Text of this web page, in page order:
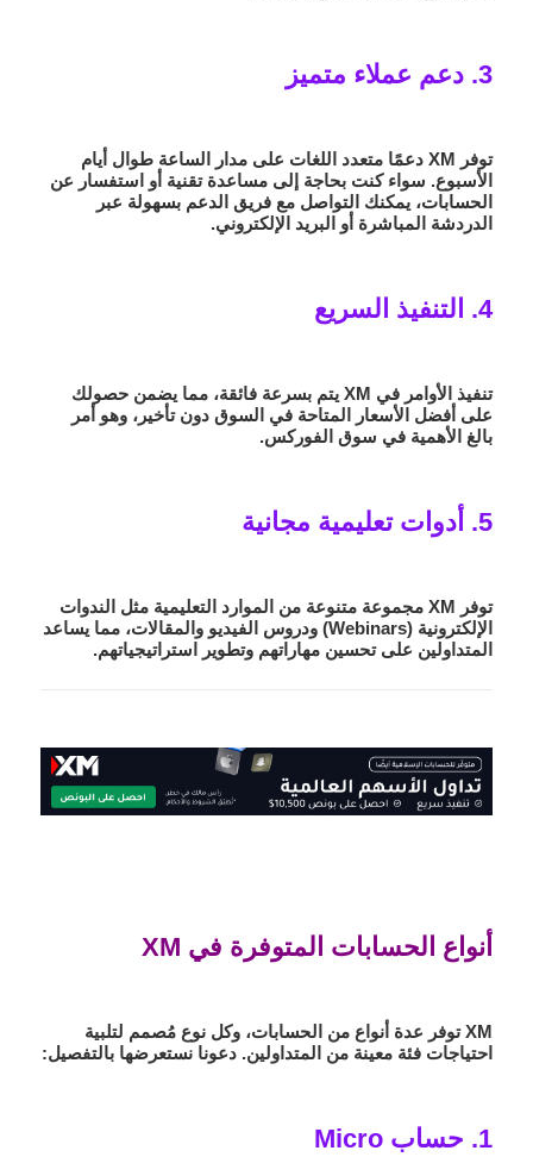
3. دعم عملاء متميز
توفر XM دعمًا متعدد اللغات على مدار الساعة طوال أيام
الأسبوع. سواء كنت بحاجة إلى مساعدة تقنية أو استفسار عن
الحسابات، يمكنك التواصل مع فريق الدعم بسهولة عبر
الدردشة المباشرة أو البريد الإلكتروني.
4. التنفيذ السريع
تنفيذ الأوامر في XM يتم بسرعة فائقة، مما يضمن حصولك
على أفضل الأسعار المتاحة في السوق دون تأخير، وهو أمر
بالغ الأهمية في سوق الفوركس.
5. أدوات تعليمية مجانية
توفر XM مجموعة متنوعة من الموارد التعليمية مثل الندوات
الإلكترونية (Webinars) ودروس الفيديو والمقالات، مما يساعد
المتداولين على تحسين مهاراتهم وتطوير استراتيجياتهم.
أنواع الحسابات المتوفرة في XM
XM توفر عدة أنواع من الحسابات، وكل نوع مُصمم لتلبية
احتياجات فئة معينة من المتداولين. دعونا نستعرضها بالتفصيل:
1. حساب Micro